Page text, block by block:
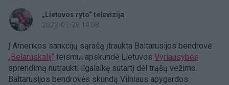
„Lietuvos ryto“ televizija
2022-01-28 14:08
Į Amerikos sankcijų sąrašą įtraukta Baltarusijos bendrovė
„Belaruskalij“ teismui apskundė Lietuvos Vyriausybės
sprendimą nutraukti ilgalaikę sutartį dėl trąšų vežimo.
Baltarusijos bendrovės skundą Vilniaus apygardos